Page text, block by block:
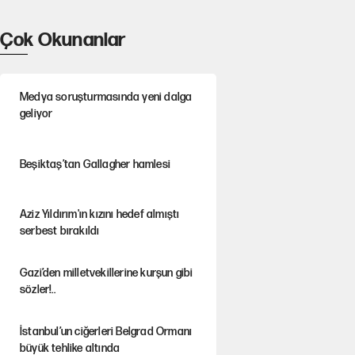
Çok Okunanlar
Medya soruşturmasında yeni dalga
geliyor
Beşiktaş’tan Gallagher hamlesi
Aziz Yıldırım'ın kızını hedef almıştı
serbest bırakıldı
Gazi’den milletvekillerine kurşun gibi
sözler!..
İstanbul’un ciğerleri Belgrad Ormanı
büyük tehlike altında